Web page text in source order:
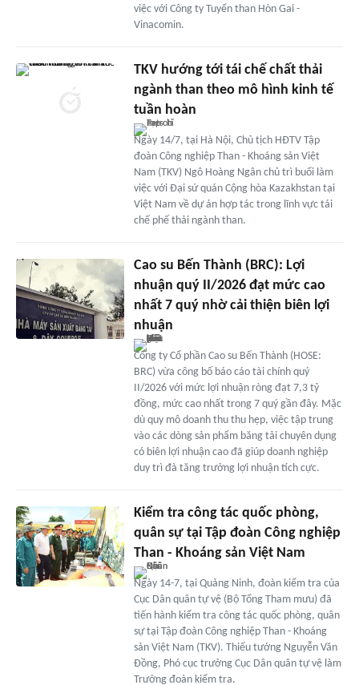
việc với Công ty Tuyển than Hòn Gai -
Vinacomin.
TKV hướng tới tái chế chất thải
ngành than theo mô hình kinh tế
tuần hoàn
Ngày 14/7, tại Hà Nội, Chủ tịch HĐTV Tập
đoàn Công nghiệp Than - Khoáng sản Việt
Nam (TKV) Ngô Hoàng Ngân chủ trì buổi làm
việc với Đại sứ quán Cộng hòa Kazakhstan tại
Việt Nam về dự án hợp tác trong lĩnh vực tái
chế phế thải ngành than.
Cao su Bến Thành (BRC): Lợi
nhuận quý II/2026 đạt mức cao
nhất 7 quý nhờ cải thiện biên lợi
nhuận
Công ty Cổ phần Cao su Bến Thành (HOSE:
BRC) vừa công bố báo cáo tài chính quý
II/2026 với mức lợi nhuận ròng đạt 7,3 tỷ
đồng, mức cao nhất trong 7 quý gần đây. Mặc
dù quy mô doanh thu thu hẹp, việc tập trung
vào các dòng sản phẩm băng tải chuyên dụng
có biên lợi nhuận cao đã giúp doanh nghiệp
duy trì đà tăng trưởng lợi nhuận tích cực.
Kiểm tra công tác quốc phòng,
quân sự tại Tập đoàn Công nghiệp
Than - Khoáng sản Việt Nam
Ngày 14-7, tại Quảng Ninh, đoàn kiểm tra của
Cục Dân quân tự vệ (Bộ Tổng Tham mưu) đã
tiến hành kiểm tra công tác quốc phòng, quân
sự tại Tập đoàn Công nghiệp Than - Khoáng
sản Việt Nam (TKV). Thiếu tướng Nguyễn Văn
Đồng, Phó cục trưởng Cục Dân quân tự vệ làm
Trưởng đoàn kiểm tra.